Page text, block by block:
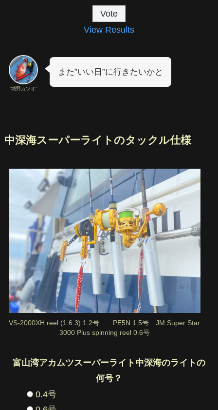
View Results
“城野カツオ”
また”いい日”に行きたいかと
中深海スーパーライトのタックル仕様
VS-2000XH reel (1:6.3) 1.2号 PE5N 1.5号 JM Super Star
3000 Plus spinning reel 0.6号
富山湾アカムツスーパーライト中深海のライトの
何号？
0.4号